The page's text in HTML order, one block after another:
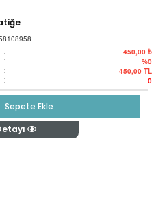
: 450,00 ₺
: %0
: 450,00 TL
: 0
Sepete Ekle